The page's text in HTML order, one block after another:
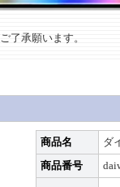
了承願います。
商品名
ダ
商品番号